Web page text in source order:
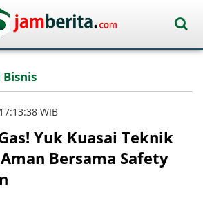
WIB
Yuk Kuasai Teknik
Bersama Safety